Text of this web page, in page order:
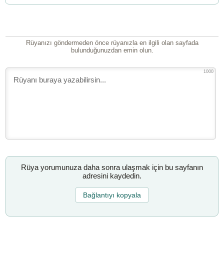
Rüyanızı göndermeden önce rüyanızla en ilgili olan sayfada
bulunduğunuzdan emin olun.
1000
Rüya yorumunuza daha sonra ulaşmak için bu sayfanın
adresini kaydedin.
Bağlantıyı kopyala